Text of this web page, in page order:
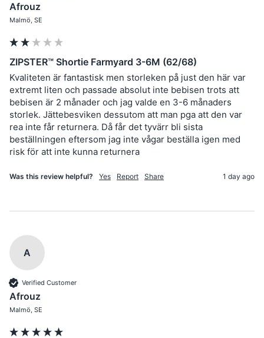
Afrouz
Malmö, SE
ZIPSTER™ Shortie Farmyard 3-6M (62/68)
Kvaliteten är fantastisk men storleken på just den här var
extremt liten och passade absolut inte bebisen trots att
bebisen är 2 månader och jag valde en 3-6 månaders
storlek. Jättebesviken dessutom att man pga att den var
rea inte får returnera. Då får det tyvärr bli sista
beställningen eftersom jag inte vågar beställa igen med
risk för att inte kunna returnera
Was this review helpful? Yes Report Share 1 day ago
A
Verified Customer
Afrouz
Malmö, SE